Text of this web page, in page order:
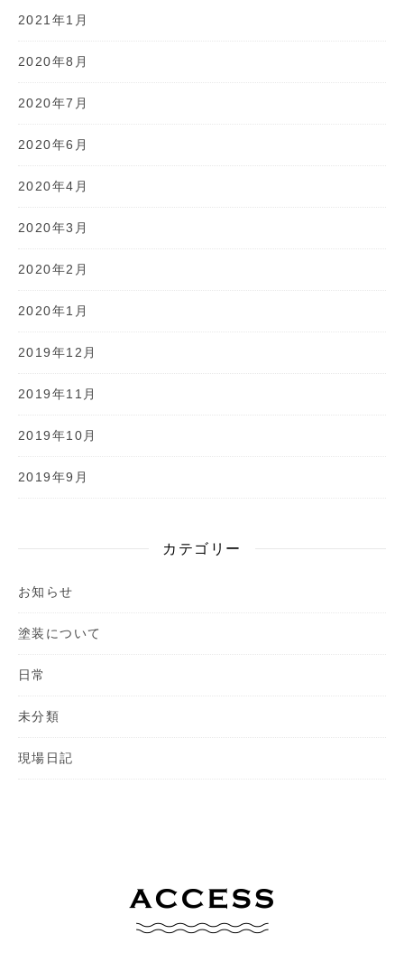
2021年1月
2020年8月
2020年7月
2020年6月
2020年4月
2020年3月
2020年2月
2020年1月
2019年12月
2019年11月
2019年10月
2019年9月
カテゴリー
お知らせ
塗装について
日常
未分類
現場日記